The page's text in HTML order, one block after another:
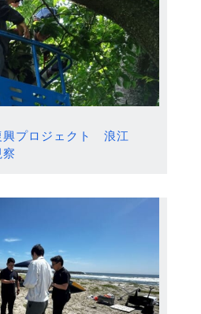
興プロジェクト 浪江